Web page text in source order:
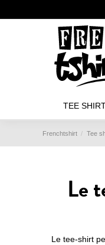
TEE
Frenchtshirt Tee
Le
Le tee-shirt